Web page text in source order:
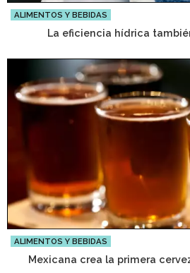
ALIMENTOS Y BEBIDAS
La eficiencia hídrica
ALIMENTOS Y BEBIDAS
Mexicana crea la primera